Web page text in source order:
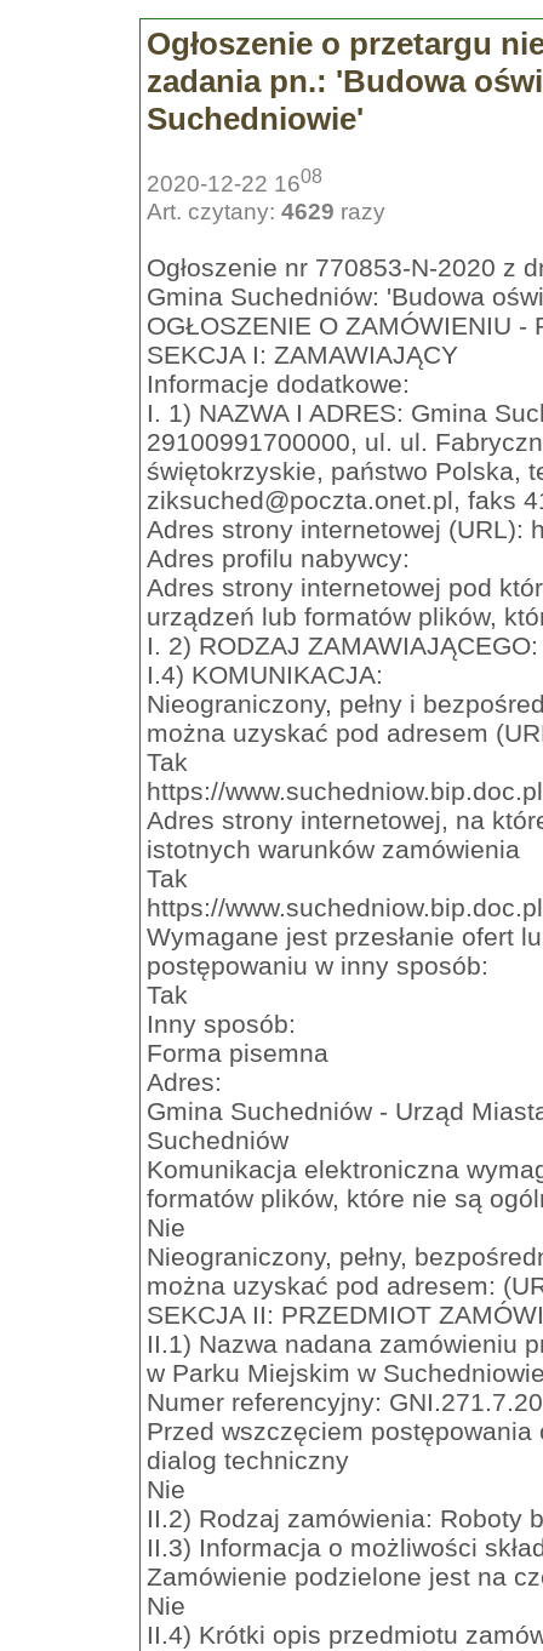
Ogłoszenie o przetargu
zadania pn.: 'Budowa
Suchedniowie'
2020-12-22 1608
Art. czytany: 4629 razy
Ogłoszenie nr 770853-N-2020 z
Gmina Suchedniów: 'Budowa
OGŁOSZENIE O ZAMÓWIENIU -
SEKCJA I: ZAMAWIAJĄCY
Informacje dodatkowe:
I. 1) NAZWA I ADRES: Gmina
29100991700000, ul. ul.
świętokrzyskie, państwo Polska,
ziksuched@poczta.onet.pl, faks
Adres strony internetowej (URL):
Adres profilu nabywcy:
Adres strony internetowej pod
urządzeń lub formatów plików,
I. 2) RODZAJ
I.4) KOMUNIKACJA:
Nieograniczony, pełny i
można uzyskać pod adresem
Tak
https://
Adres strony internetowej, na
istotnych warunków zamówienia
Tak
https://
Wymagane jest przesłanie ofert
postępowaniu w inny sposób:
Tak
Inny sposób:
Forma pisemna
Adres:
Gmina Suchedniów - Urząd
Suchedniów
Komunikacja elektroniczna
formatów plików, które nie są
Nie
Nieograniczony, pełny,
można uzyskać pod adresem:
SEKCJA II: PRZEDMIOT
II.1) Nazwa nadana zamówieniu
w Parku Miejskim w
Numer referencyjny:
Przed wszczęciem
dialog techniczny
Nie
II.2) Rodzaj zamówienia: Roboty
II.3) Informacja o możliwości
Zamówienie podzielone jest na
Nie
II.4) Krótki opis przedmiotu zamówienia (wielkość, zakres, rodzaj i ilość dostaw, usług lub robót budowlanych lub określenie zapotrzebowania i wymagań ) a w przypadku partnerstwa innowacyjnego - określenie zapotrzebowania na innowacyjny produkt, usługę lub roboty budowlane: 1. Przedmiotem zamówienia jest: „Budowa oświetlenia w Parku Miejskim w Suchedniowie'. 2. Zadanie realizowane będzie w ramach zadania budżetowego pn.: 'Modernizacja Parku Miejskiego w Suchedniowie' - ze środków własnych Gminy Suchedniów. 3. Przedsięwzięcie zlokalizowane jest na terenie gminy Suchedniów, powiatu skarżyskiego, województwa świętokrzyskiego, na działce o nr ewid. geod. 6552/1 obręb 0001 Suchedniów. 4. Zadanie realizowane będzie w oparciu o zgłoszenie robót do Starosty Skarżyskiego. 5. Zakres obejmuje wykonanie wszelkich robót budowlanych niezbędnych do zrealizowania w/w zadania między innymi: a) roboty przygotowawcze, b) roboty pomiarowe, c) roboty rozbiórkowe, d) roboty ziemne, e) roboty w zakresie układaniu kabli, f) roboty montażowe (montaż slupów wraz z fundamentami, wysięgników i opraw oświetleniowych), g) inwentaryzacja geodezyjna powykonawcza. 6. Opis stanu istniejącego: Obecnie działka o nr ewid. geod. 6552/1 wykorzystywana i urządzona jest jako Park Miejski. Działka uzbrojona jest w infrastrukturę techniczną: sieć wodociągową ø 300, sieć kanalizacji sanitarnej ø 300, linię elektroenergetyczną oraz ciepłociąg. Działka znajduje się w układzie urbanistycznym wpisanym do Gminnej Ewidencji Zabytków. W zakresie zagospodarowania terenu: na działce znajdują się ciągi komunikacyjne z płytek betonowych, ławki, kosze na odpady, zieleń parkowa oraz istniejące oświetlenie nn przewidziane do demontażu. Działka ma dostęp do drogi publicznej z drogi powiatowej - ul. Bodzentyńskiej w Suchedniowie. 7. Projektowane rozwiązania: W ramach zadania przewiduje się demontaż istniejącego oświetlenia nn oraz przekazanie go do PGE Dystrybucja S.A a także budowę nowego oświetlenia obejmującą budowę sieci kablowej ziemnej niskiego napięcia 0,4 kV. Zakres robót obejmuje ułożenie kabla YAKXS 4 x 25 mm2 na długości około 700 m, montaż 23 słupów oświetleniowych wraz z fundamentami, wysięgnikami oraz oprawami oświetleniowymi LED - zgodnie z załączoną dokumentacją projektową. Linia zasilana będzie z istniejącego złącza kablowo - pomiarowego. 8. Poza zakresem prac określonym dokumentacją projektową i STWiORB Wykonawca zobowiązany jest ująć w cenie oferty następujące czynności:  opracowanie planu BIOZ,  obecności kierownika budowy na placu budowy minimum 3 razy w tygodniu a także w miarę potrzeb zgłaszanych telefonicznie przez Zamawiającego,  opracowanie projektu technicznego, który przedkładany będzie do organu nadzoru budowlanego na etapie składania wniosku o wydanie pozwolenia na użytkowanie, projekt musi być zgodny z zatwierdzonym przez organ administracji architektoniczno - budowlanej projektem zagospodarowania działki oraz projektem architektoniczno - budowlanym będącymi załącznikami do SIWZ.  wydzielenie i zabezpieczenie terenu prowadzonych robót,  prowadzenie bieżącej geodezyjnej i geotechnicznej obsługi zadania, Zamawiający może na każdym etapie prac żądać aktualnej inwentaryzacji geodezyjnej,  sporządzenie inwentaryzacji geodezyjnej powykonawczej robót opracowanej na aktualnym planie sytuacyjno – wysokościowym,  w przypadku, gdy powstanie taka konieczność, uzyskanie zgody od zarządcy drogi na dojazd ciężkim sprzętem,  uzyskanie wszelkich opinii i zgód niezbędnych do należytego wykonania robót i użytkowaniu obiektu przez Zamawiającego, pozwoleń związanych z obsługą budowy oraz terenów sąsiadujących wraz z poniesieniem ewentualnych opłat za ich uzyskanie,  wykonania na własny koszt wszystkich niezbędnych badań i prób umożliwiających należyte wykonanie umowy, wykonanie pomiarów natężenia oświetlenia, wykonanie pomiarów uziemienia, badania linii kablowej itd.  uzyskania wszelkich niezbędnych uzgodnień na własny koszt,  zabezpieczenie środowiska przed negatywnym wpływem prac budowlanych, zapobieganie skażeniu terenu w wyniku potencjalnych wycieków i awarii wykorzystywanego sprzętu i środków transportu,  prowadzenie robót w obrębie sieci z odpowiednimi zarządcami sieci, zgodnie z wydanymi przez nich warunkami załączonymi do dokumentacji projektowej, koszty prowadzenia takich prac, a także opłaty za zajęcie pasa dróg gminnych i innych kategorii Wykonawca zobowiązany jest uwzględnić w cenie oferty,  zapewnienie przez cały okres realizacji inwestycji nieprzerwanej dostawy mediów do nieruchomości,  odbiór odpadów pochodzących z budowy zabezpieczana własny koszt i we własnym zakresie Wykonawca robót. Z każdego odbioru